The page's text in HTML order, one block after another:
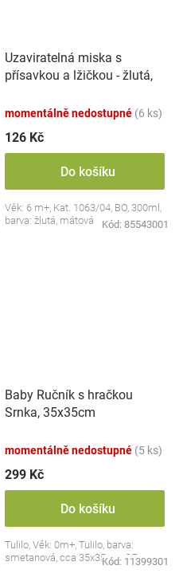
Uzaviratelná miska s
přísavkou a lžičkou - žlutá,
momentálně nedostupné (6 ks)
126 Kč
Do košíku
Věk: 6 m+, Kat. 1063/04, BO, 300ml,
barva: žlutá, mátová
Kód: 85543001
Baby Ručník s hračkou
Srnka, 35x35cm
momentálně nedostupné (5 ks)
299 Kč
Do košíku
Tulilo, Věk: 0m+, Tulilo, barva:
smetanová, cca 35x35cm, CE
Kód: 11399301